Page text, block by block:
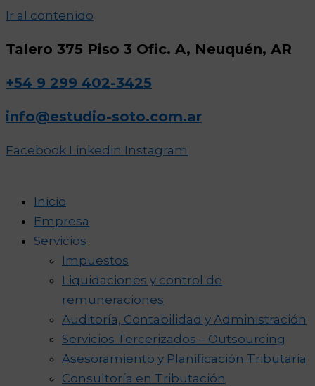
Ir al contenido
Talero 375 Piso 3 Ofic. A, Neuquén, AR
+54 9 299 402-3425
info@estudio-soto.com.ar
Facebook Linkedin Instagram
Inicio
Empresa
Servicios
Impuestos
Liquidaciones y control de
remuneraciones
Auditoría, Contabilidad y Administración
Servicios Tercerizados – Outsourcing
Asesoramiento y Planificación Tributaria
Consultoría en Tributación